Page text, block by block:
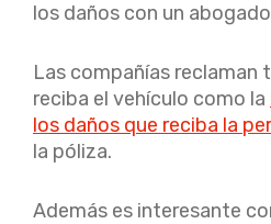
los daños con un
Las compañías reclaman
reciba el vehículo como la
los daños que reciba la
la póliza.
Además es interesante